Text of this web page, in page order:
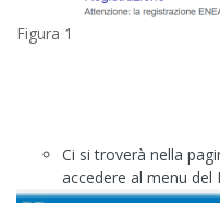
Figura 1
Ci si troverà nella
accedere al menu del